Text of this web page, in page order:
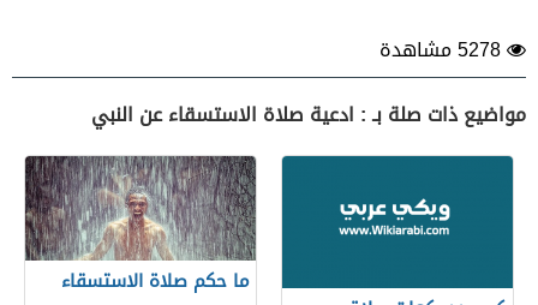
مواضيع ذات صلة بـ : ادعية صلاة الاستسقاء عن النبي
ما حكم صلاة الاستسقاء